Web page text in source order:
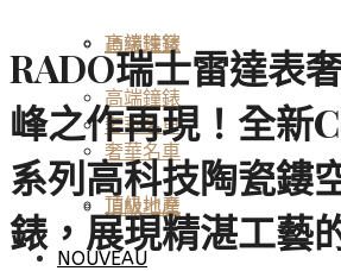
高端鐘錶
奢華名車
頂級地產
頂級珠寶
高端鐘錶
奢華名車
頂級地產
NOUVEAU
RADO瑞士雷達表
峰之作再現！全新
系列高科技陶瓷鏤
錶，展現精湛工藝